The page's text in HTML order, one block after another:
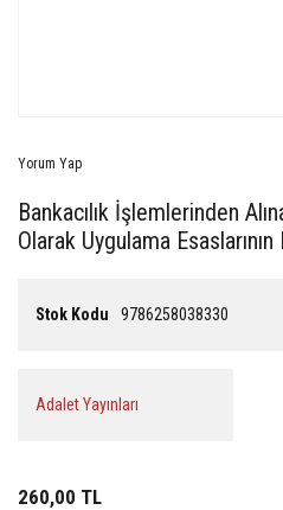
Yorum Yap
Bankacılık İşlemlerinden
Olarak Uygulama
Stok Kodu 9786258038330
Adalet Yayınları
260,00 TL